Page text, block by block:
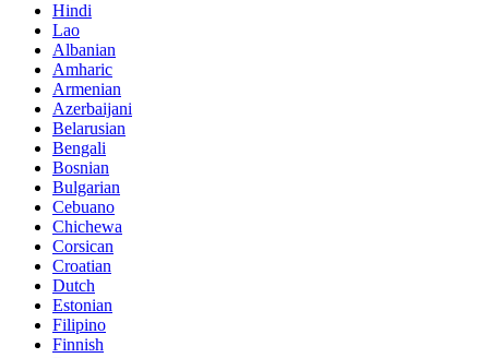
Hindi
Lao
Albanian
Amharic
Armenian
Azerbaijani
Belarusian
Bengali
Bosnian
Bulgarian
Cebuano
Chichewa
Corsican
Croatian
Dutch
Estonian
Filipino
Finnish